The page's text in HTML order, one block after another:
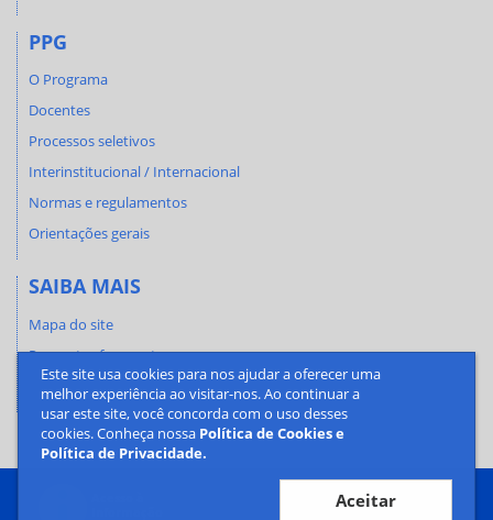
Este site usa cookies para nos ajudar a oferecer uma
melhor experiência ao visitar-nos. Ao continuar a
usar este site, você concorda com o uso desses
cookies. Conheça nossa Política de Cookies e
Política de Privacidade.
Aceitar
PPG
O Programa
Docentes
Processos seletivos
Interinstitucional / Internacional
Normas e regulamentos
Orientações gerais
SAIBA MAIS
Mapa do site
Perguntas frequentes
Fale conosco